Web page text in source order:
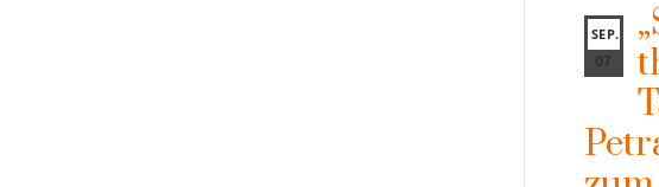
SEP.
07